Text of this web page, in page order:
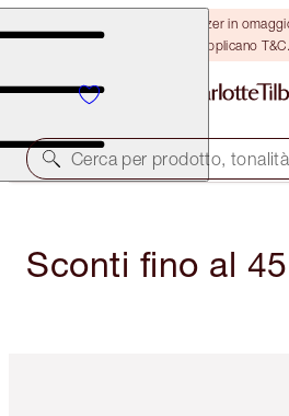
Ricevi un pennello per bronzer in
applicano T&C.
Cerca per prodotto,
Sconti fino al